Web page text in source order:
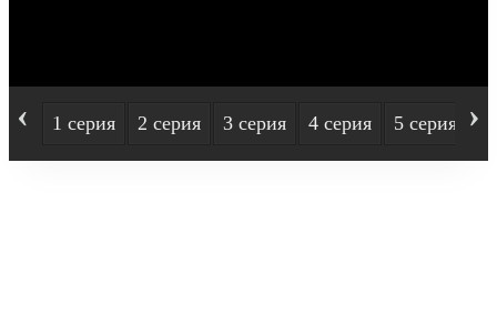
‹ 1 серия 2 серия 3 серия 4 серия 5 серия ›